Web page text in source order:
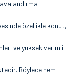
özellikle konut,
ve yüksek verimli
Böylece hem